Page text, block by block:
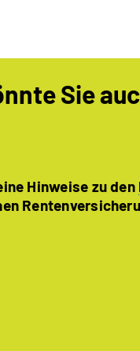
Sie
Hinweise zu den